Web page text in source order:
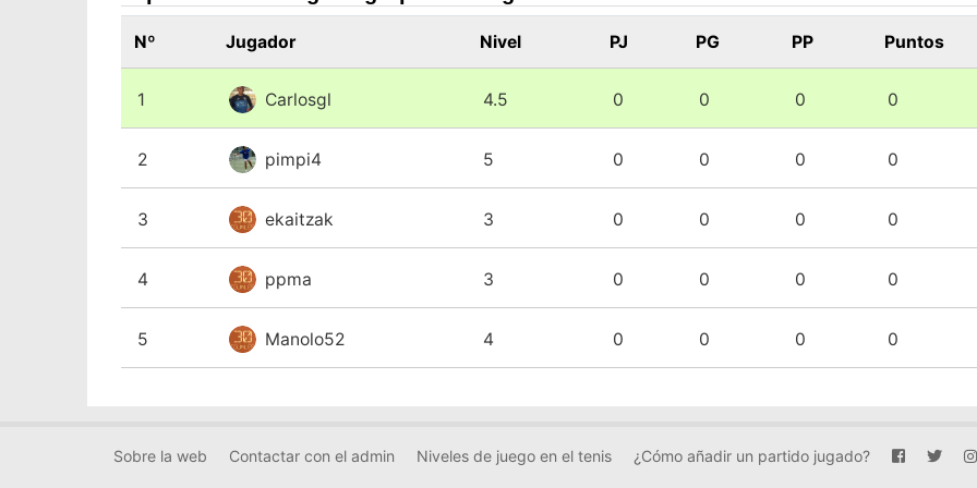
Nº Jugador Nivel PJ PG PP Puntos
1 Carlosgl 4.5 0 0 0 0
2 pimpi4 5 0 0 0 0
3 ekaitzak 3 0 0 0 0
4 ppma 3 0 0 0 0
5 Manolo52 4 0 0 0 0
Sobre la web Contactar con el admin Niveles de juego en el tenis ¿Cómo añadir un partido jugado?